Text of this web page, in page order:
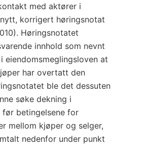
med aktører i
korrigert høringsnotat
Høringsnotatet
innhold som nevnt
at
har overtatt den
ble det dessuten
søke dekning i
før betingelsene for
mellom kjøper og selger,
nedenfor under punkt